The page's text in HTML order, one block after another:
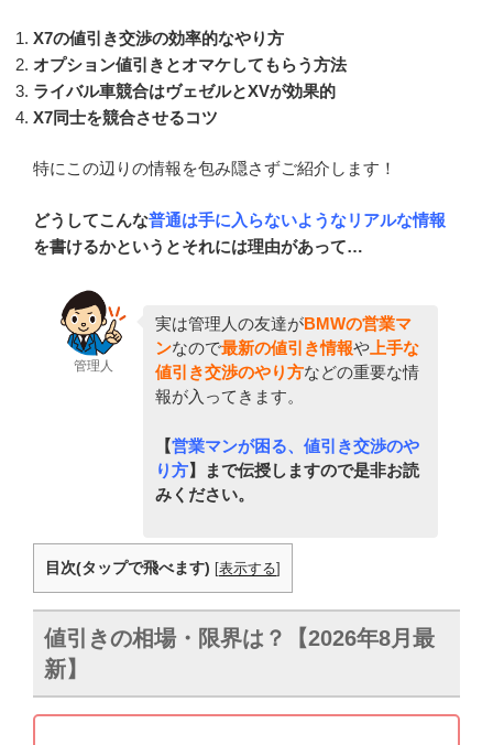
X7の値引き交渉の効率的なやり方
オプション値引きとオマケしてもらう方法
ライバル車競合はヴェゼルとXVが効果的
X7同士を競合させるコツ
特にこの辺りの情報を包み隠さずご紹介します！
どうしてこんな普通は手に入らないようなリアルな情報
を書けるかというとそれには理由があって…
管理人
実は管理人の友達がBMWの営業マ
ンなので最新の値引き情報や上手な
値引き交渉のやり方などの重要な情
報が入ってきます。
【営業マンが困る、値引き交渉のや
り方】まで伝授しますので是非お読
みください。
目次(タップで飛べます) [表示する]
値引きの相場・限界は？【2026年8月最
新】